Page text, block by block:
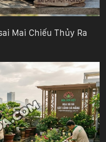
Mai Chiếu Thủy Ra